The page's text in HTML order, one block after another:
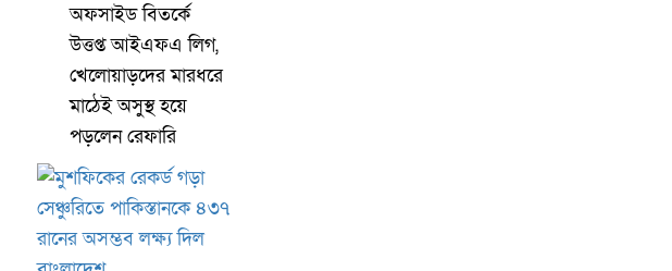
অফসাইড বিতর্কে
উত্তপ্ত আইএফএ লিগ,
খেলোয়াড়দের মারধরে
মাঠেই অসুস্থ হয়ে
পড়লেন রেফারি